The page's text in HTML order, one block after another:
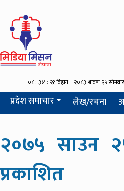
प्रदेश समाचार लेख/रचना
२०७५ साउन
प्रकाशित